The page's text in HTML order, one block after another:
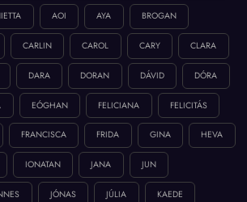
AOI AYA BROGAN
CARLIN CAROL CARY CLARA
DARA DORAN DÁVID DÓRA
EÓGHAN FELICIANA FELICITÁS
FRANCISCA FRIDA GINA HEVA
IONATAN JANA JUN
JÓNAS JÚLIA KAEDE